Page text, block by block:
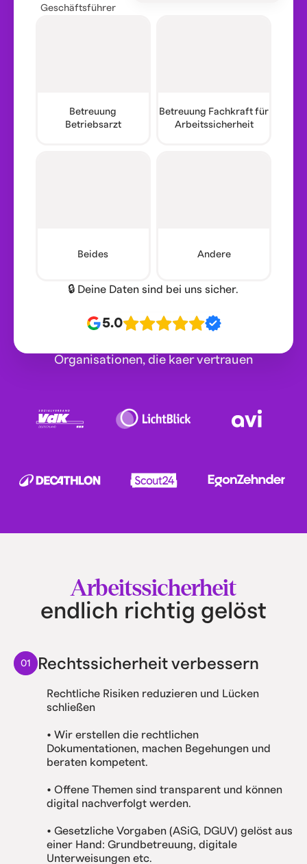
Geschäftsführer
Betreuung
Betriebsarzt
Betreuung Fachkraft für
Arbeitssicherheit
Beides Andere
🔒 Deine Daten sind bei uns sicher.
5.0
Organisationen, die kaer vertrauen
Arbeitssicherheit
endlich richtig gelöst
01 Rechtssicherheit verbessern
Rechtliche Risiken reduzieren und Lücken
schließen
• Wir erstellen die rechtlichen
Dokumentationen, machen Begehungen und
beraten kompetent.
• Offene Themen sind transparent und können
digital nachverfolgt werden.
• Gesetzliche Vorgaben (ASiG, DGUV) gelöst aus
einer Hand: Grundbetreuung, digitale
Unterweisungen etc.